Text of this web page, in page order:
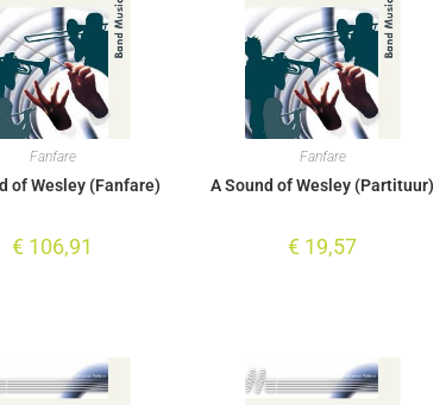
Fanfare
of Wesley (Fanfare)
€ 106,91
Fanfare
A Sound of Wesley (Partituur)
€ 19,57